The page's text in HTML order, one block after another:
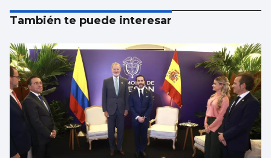
También te puede interesar